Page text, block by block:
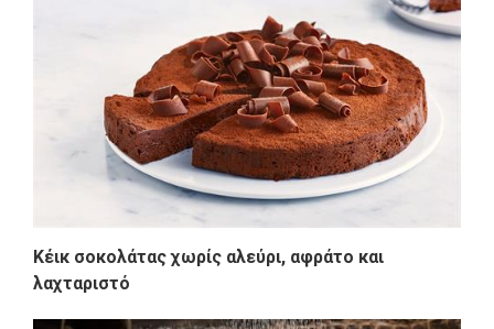
Κέικ σοκολάτας χωρίς αλεύρι, αφράτο και
λαχταριστό